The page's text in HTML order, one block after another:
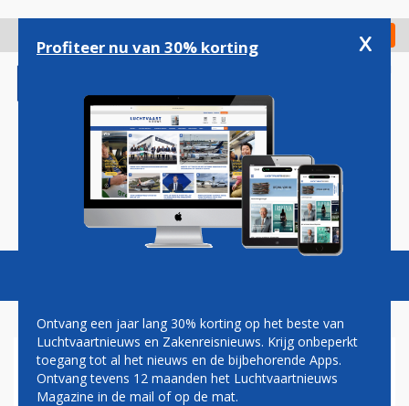
gaan
Check in
Magazine Podcasts Vacatures
LAUDA
Profiteer nu van 30% korting x
Ontvang een jaar lang 30% korting op het beste van
Luchtvaartnieuws en Zakenreisnieuws. Krijg onbeperkt
toegang tot al het nieuws en de bijbehorende Apps.
Ontvang tevens 12 maanden het Luchtvaartnieuws
Magazine in de mail of op de mat.